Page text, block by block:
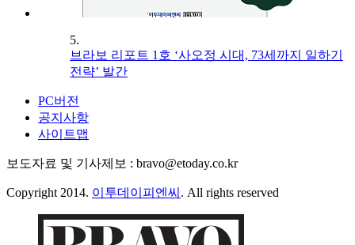
5.
브라보 리포트 1호 ‘사오정 시대, 73세까지 일하기
전략’ 발간
PC버전
공지사항
사이트맵
보도자료 및 기사제보 : bravo@etoday.co.kr
Copyright 2014. 이투데이피엔씨 . All rights reserved